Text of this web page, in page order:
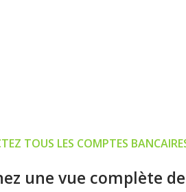
TOUS LES COMPTES
une vue complète